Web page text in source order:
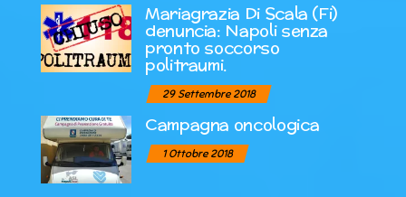
Mariagrazia Di Scala (Fi)
denuncia: Napoli senza
pronto soccorso
politraumi.
29 Settembre 2018
Campagna oncologica
1 Ottobre 2018